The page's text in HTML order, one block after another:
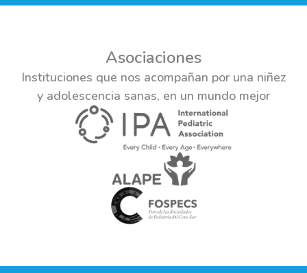
Asociaciones
Instituciones que nos acompañan por una niñez
y adolescencia sanas, en un mundo mejor